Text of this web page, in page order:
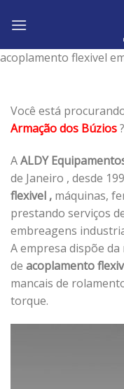
acoplamento flexivel
Você está
Armação dos Búzios?
AALDY
de Janeiro , desde
flexivel , máquinas,
prestando serviços
embreagens
A empresa dispõe
de acoplamento
mancais de
torque.